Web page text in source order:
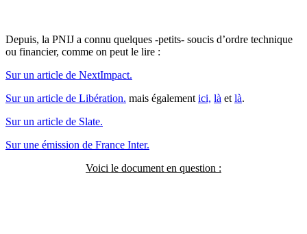
Depuis, la PNIJ a connu quelques -petits- soucis d’ordre technique
ou financier, comme on peut le lire :
Sur un article de NextImpact.
Sur un article de Libération. mais également ici, là et là.
Sur un article de Slate.
Sur une émission de France Inter.
Voici le document en question :